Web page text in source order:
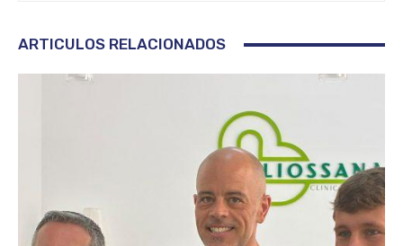
ARTICULOS RELACIONADOS